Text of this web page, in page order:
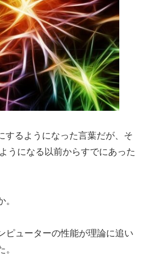
するようになった言葉だが、そ
うになる以前からすでにあった
ピューターの性能が理論に追い